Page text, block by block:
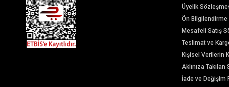
Üyelik
Ön
Mesafeli Satış
Teslimat ve
Kişisel Verilerin
Aklınıza Takılan
İade ve Değişim